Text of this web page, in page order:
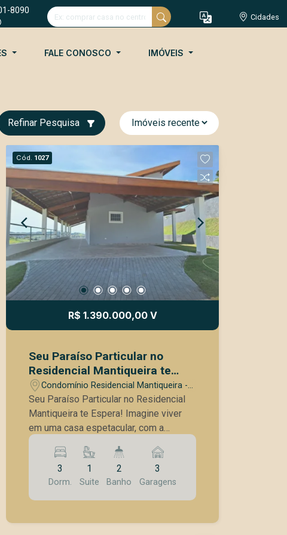
8090
Cidades
FALE CONOSCO IMÓVEIS
Refinar Pesquisa
Cód. 1027
R$ 1.390.000,00 V
Seu Paraíso Particular no
Residencial Mantiqueira te
Espera!
Condomínio Residencial Mantiqueira -
São José dos Campos/SP
Seu Paraíso Particular no Residencial
Mantiqueira te Espera! Imagine viver
em uma casa espetacular, com a
tranquilidade de um refúgio em meio à
natureza, sem abrir mão da localização
privilegiada de São José dos Campos.
No prestigiado Residencial Mantiqueira,
essa realidade se torna possível!
3
Dorm.
1
Suite
2
Banho
3
Garagens